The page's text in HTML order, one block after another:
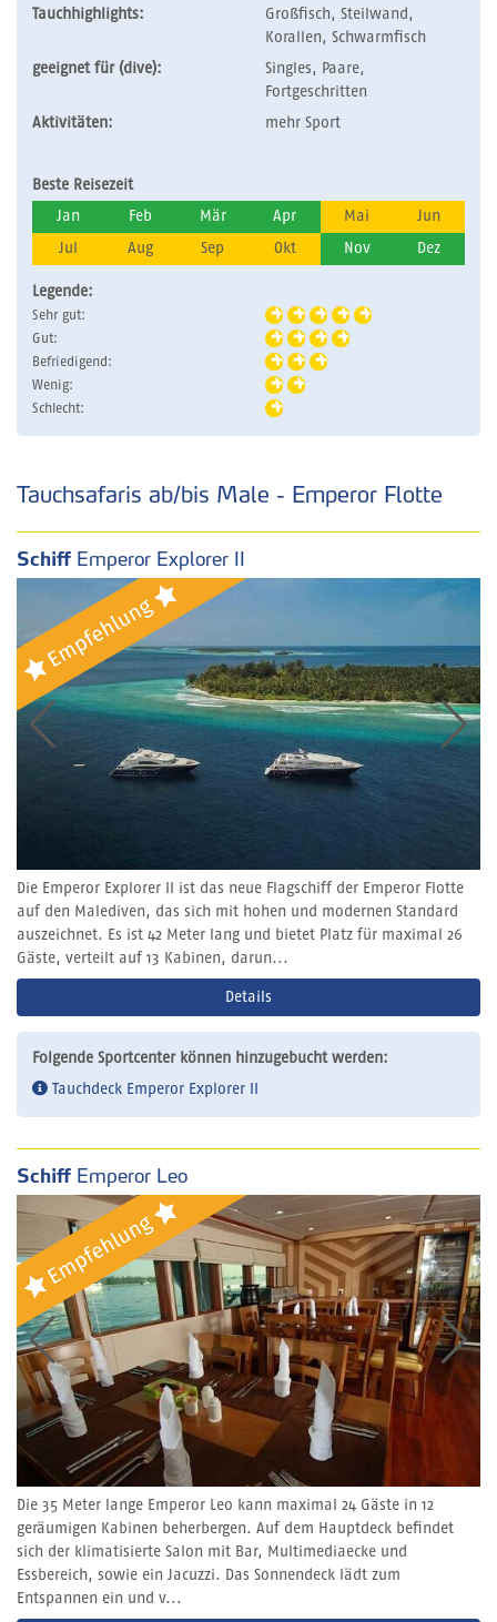
Tauchhighlights:
Großfisch, Steilwand,
Korallen, Schwarmfisch
geeignet für (dive):
Singles, Paare,
Fortgeschritten
Aktivitäten:
mehr Sport
Beste Reisezeit
Jan Feb Mär Apr Mai Jun
Jul Aug Sep Okt Nov Dez
Legende:
Sehr gut:
Gut:
Befriedigend:
Wenig:
Schlecht:
Tauchsafaris ab/bis Male - Emperor Flotte
Schiff Emperor Explorer II
Die Emperor Explorer II ist das neue Flagschiff der Emperor Flotte
auf den Malediven, das sich mit hohen und modernen Standard
auszeichnet. Es ist 42 Meter lang und bietet Platz für maximal 26
Gäste, verteilt auf 13 Kabinen, darun...
Details
Folgende Sportcenter können hinzugebucht werden:
Tauchdeck Emperor Explorer II
Schiff Emperor Leo
Die 35 Meter lange Emperor Leo kann maximal 24 Gäste in 12
geräumigen Kabinen beherbergen. Auf dem Hauptdeck befindet
sich der klimatisierte Salon mit Bar, Multimediaecke und
Essbereich, sowie ein Jacuzzi. Das Sonnendeck lädt zum
Entspannen ein und v...